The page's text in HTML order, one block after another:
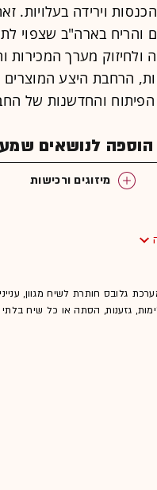
וירידה בעלויות.
והריח בארה"ב שצפוי
ולחיזוק מערך
הרחבת היצע
הפיתוח והחדשנות של
הוספה לנושאים
מיזוגים ורכישות
גלובס חותרת לשיח מגוון,
גזענות, הסתה או כל שיח